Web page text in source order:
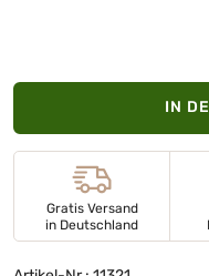
IN
Gratis Versand
in Deutschland